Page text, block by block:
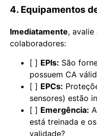
4. Equipamentos
Imediatamente,
colaboradores:
[ ] EPIs: São
possuem CA
[ ] EPCs:
sensores) estão
[ ] Emergência: A
está treinada e
validade?